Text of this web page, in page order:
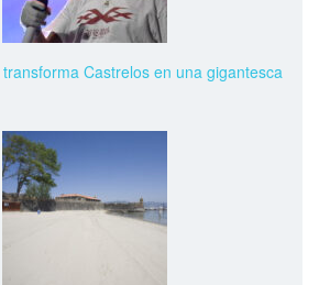
Castrelos en una gigantesca